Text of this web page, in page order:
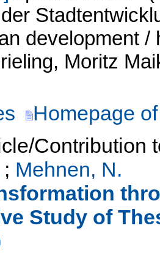
development
Moritz
Homepage
Contribution
; Mehnen, N.
Study of